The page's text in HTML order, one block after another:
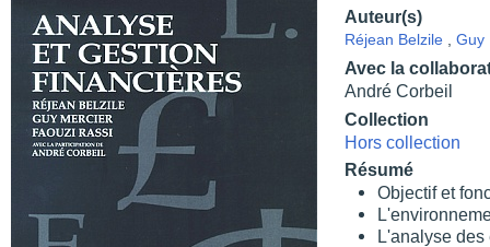
Auteur(s)
Réjean Belzile Guy
Avec la
André Corbeil
Collection
Hors collection
Résumé
Objectif et
L'analyse des